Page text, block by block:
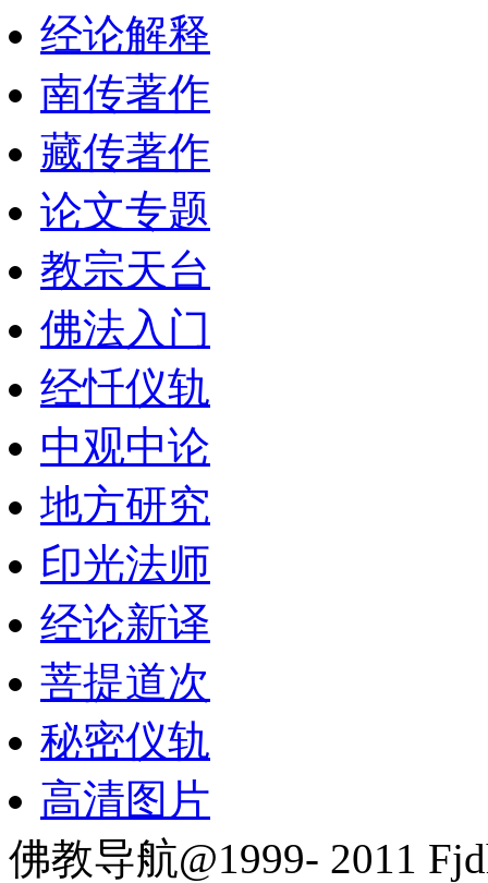
经论解释
南传著作
藏传著作
论文专题
教宗天台
佛法入门
经忏仪轨
中观中论
地方研究
印光法师
经论新译
菩提道次
秘密仪轨
高清图片
佛教导航@1999- 2011